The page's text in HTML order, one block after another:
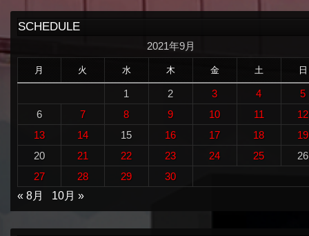
SCHEDULE
2021年9月
月 火 水 木 金 土 日
1 2 3 4
5
6
7 8 9 10 11
12
13
14 15 16 17 18
19
20
21 22 23 24 25
26
27
28 29
30
« 8月
10月 »